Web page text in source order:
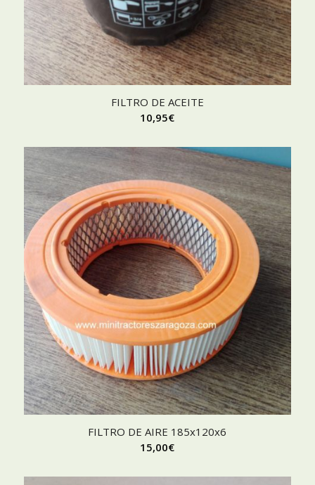
FILTRO DE ACEITE
10,95€
FILTRO DE AIRE 185x120x6
15,00€